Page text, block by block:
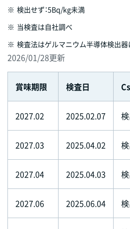
※ 検出せず：5Bq/kg未満
※ 当検査は自社調べ
※ 検査法はゲルマニウム半導体検出器
2026/01/28更新
賞味期限 検査日
2027.02 2025.02.07
2027.03 2025.04.02
2027.04 2025.04.03
2027.06 2025.06.04